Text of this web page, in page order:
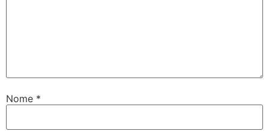
Nome *